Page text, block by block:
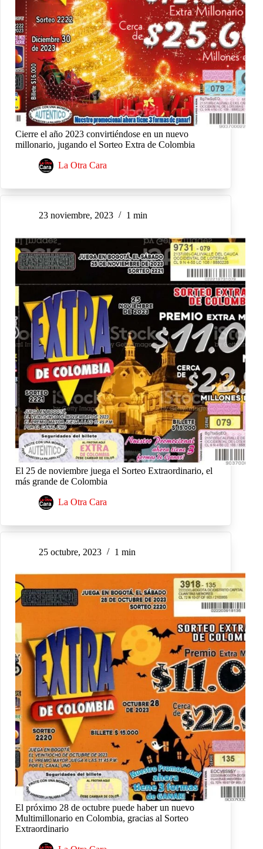
Cierre el año 2023 convirtiéndose en un nuevo
millonario, jugando el Sorteo Extra de Colombia
La Otra Cara
23 noviembre, 2023 1 min
El 25 de noviembre juega el Sorteo Extraordinario, el
más grande de Colombia
La Otra Cara
25 octubre, 2023 1 min
El próximo 28 de octubre puede haber un nuevo
Multimillonario en Colombia, gracias al Sorteo
Extraordinario